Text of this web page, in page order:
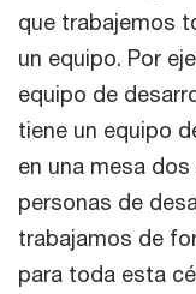
que trabajemos
un equipo. Por
equipo de
tiene un equipo
en una mesa
personas de
trabajamos de
para toda esta